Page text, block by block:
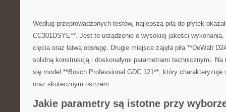
Według przeprowadzonych testów, najlepszą piłą do płytek
CC301DSYE**. Jest to urządzenie o wysokiej ‍jakości
cięcia oraz łatwą obsługę. Drugie miejsce‌ zajęła piła **DeWalt
solidną konstrukcją i doskonałymi parametrami technicznymi. Na
się model **Bosch Professional GDC 121**, ⁣który charakteryzuje
oraz skutecznym ostrzem.
Jakie parametry są istotne przy